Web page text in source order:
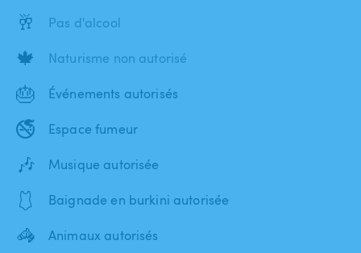
🥂 Pas d'alcool
🍁 Naturisme non autorisé
🎂 Événements autorisés
🚭 Espace fumeur
🎶 Musique autorisée
🩱 Baignade en burkini autorisée
🦓 Animaux autorisés